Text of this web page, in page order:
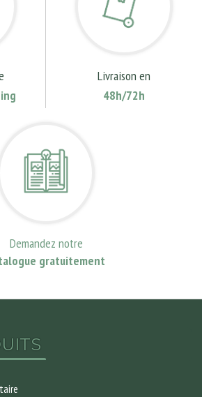
Livraison en
48h/72h
Demandez notre
gratuitement